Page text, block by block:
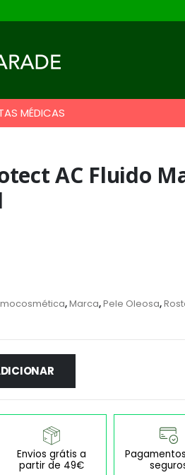
MÉDICAS
AC Fluido
,Marca,Pele Oleosa,
Envios grátis a
partir de 49€